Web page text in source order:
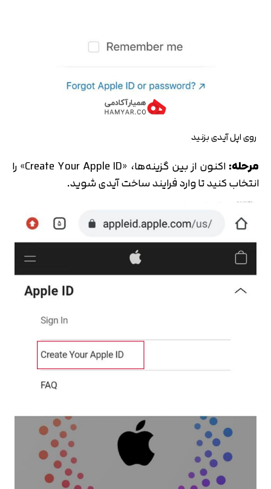
روی اپل آیدی بزنید
مرحله:
اکنون از بین گزینه‌ها، «Create Your Apple ID» را
انتخاب کنید تا وارد فرایند ساخت آیدی شوید.